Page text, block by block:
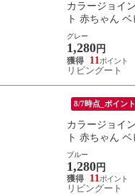
カラージョイ
ト 赤ちゃん
グレー
1,280 円
11
リビングート
8/7時点_ポイン
カラージョイ
ト 赤ちゃん
ブルー
1,280 円
11
リビングート